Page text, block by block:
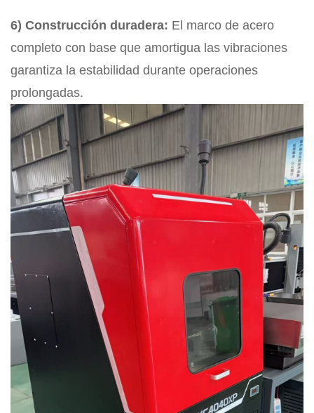
6) Construcción duradera: El marco de acero
completo con base que amortigua las vibraciones
garantiza la estabilidad durante operaciones
prolongadas.